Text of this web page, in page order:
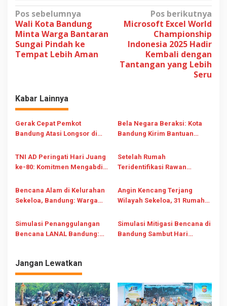
N
a
v
i
s
i
p
s
Pos sebelumnya
Wali Kota Bandung
Minta Warga Bantaran
Sungai Pindah ke
Tempat Lebih Aman
Pos berikutnya
Microsoft Excel World
Championship
Indonesia 2025 Hadir
Kembali dengan
Tantangan yang Lebih
Seru
Kabar Lainnya
Gerak Cepat Pemkot
Bandung Atasi Longsor di
Keselamatan Warga Prioritas
Utama
Bela Negara Beraksi: Kota
Bandung Kirim Bantuan
Sumut, dan Sumbar
TNI AD Peringati Hari Juang
ke-80: Komitmen Mengabdi
Sejahtera
Setelah Rumah
Teridentifikasi Rawan
Evakuasi Dua Keluarga di
Ciumbuleuit, Bandung Utara
Bencana Alam di Kelurahan
Sekeloa, Bandung: Warga
Rumah Rusak
Angin Kencang Terjang
Wilayah Sekeloa, 31 Rumah
Luka
Simulasi Penanggulangan
Bencana LANAL Bandung:
Simulasi Mitigasi Bencana di
Bandung Sambut Hari
Jangan Lewatkan